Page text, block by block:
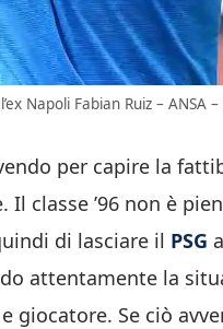
Napoli Fabian Ruiz – ANSA
per capire la
Il classe ’96 non è
di lasciare il PSG
attentamente la
giocatore. Se ciò